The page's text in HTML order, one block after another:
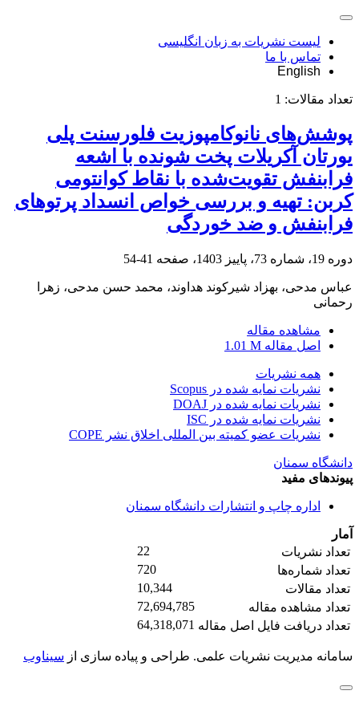
لیست نشریات به زبان انگلیسی
تماس با ما
English
تعداد مقالات: 1
پوشش‌های نانوکامپوزیت فلورسنت پلی
یورتان آکریلات پخت شونده با اشعه
فرابنفش تقویت‌شده با نقاط کوانتومی
کربن: تهیه و بررسی خواص انسداد پرتوهای
فرابنفش و ضد خوردگی
دوره 19، شماره 73، پاییز 1403، صفحه 41-54
عباس مدحی، بهزاد شیرکوند هداوند، محمد حسن مدحی، زهرا
رحمانی
مشاهده مقاله
اصل مقاله 1.01 M
همه نشریات
نشریات نمایه شده در Scopus
نشریات نمایه شده در DOAJ
نشریات نمایه شده در ISC
نشریات عضو کمیته بین المللی اخلاق نشر COPE
دانشگاه سمنان
پیوندهای مفید
اداره چاپ و انتشارات دانشگاه سمنان
آمار
تعداد نشریات
22
تعداد شماره‌ها
720
تعداد مقالات
10,344
تعداد مشاهده مقاله
72,694,785
تعداد دریافت فایل اصل مقاله 64,318,071
سامانه مدیریت نشریات علمی. طراحی و پیاده سازی از سیناوب